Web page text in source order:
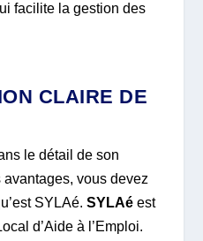
facilite la gestion des
CLAIRE DE
le détail de son
vous devez
SYLAé.SYLAé est
d’Aide à l’Emploi.